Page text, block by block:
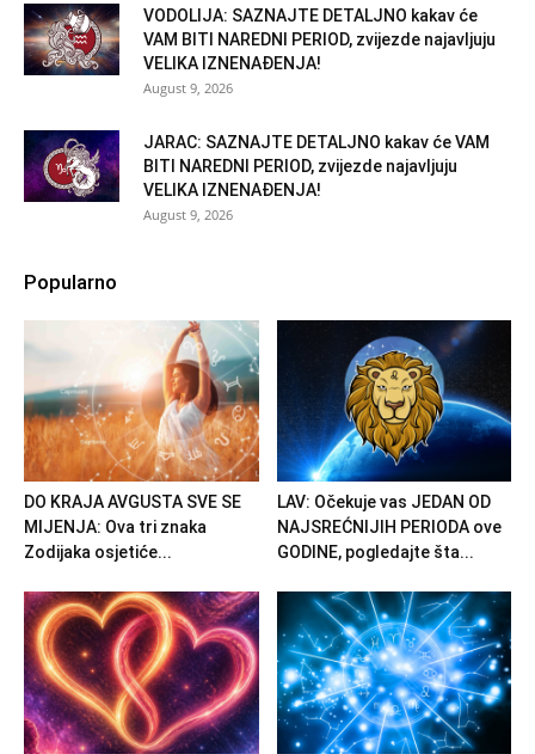
VODOLIJA: SAZNAJTE DETALJNO kakav će
VAM BITI NAREDNI PERIOD, zvijezde najavljuju
VELIKA IZNENAĐENJA!
August 9, 2026
JARAC: SAZNAJTE DETALJNO kakav će VAM
BITI NAREDNI PERIOD, zvijezde najavljuju
VELIKA IZNENAĐENJA!
August 9, 2026
Popularno
DO KRAJA AVGUSTA SVE SE
MIJENJA: Ova tri znaka
Zodijaka osjetiće...
LAV: Očekuje vas JEDAN OD
NAJSREĆNIJIH PERIODA ove
GODINE, pogledajte šta...